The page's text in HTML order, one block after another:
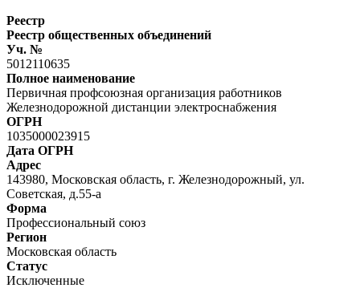
Реестр
Реестр общественных объединений
Уч. №
5012110635
Полное наименование
Первичная профсоюзная организация работников
Железнодорожной дистанции электроснабжения
ОГРН
1035000023915
Дата ОГРН
Адрес
143980, Московская область, г. Железнодорожный, ул.
Советская, д.55-а
Форма
Профессиональный союз
Регион
Московская область
Статус
Исключенные